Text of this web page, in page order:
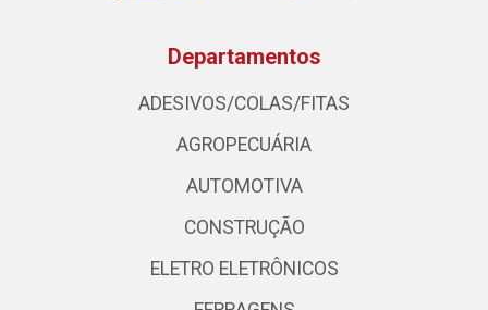
Departamentos
ADESIVOS/COLAS/FITAS
AGROPECUÁRIA
AUTOMOTIVA
CONSTRUÇÃO
ELETRO ELETRÔNICOS